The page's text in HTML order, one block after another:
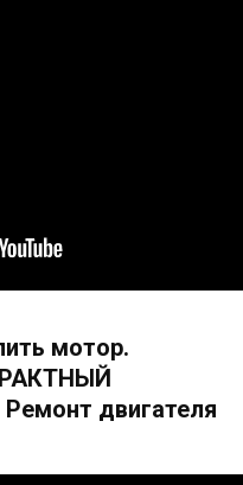
мотор.
двигателя